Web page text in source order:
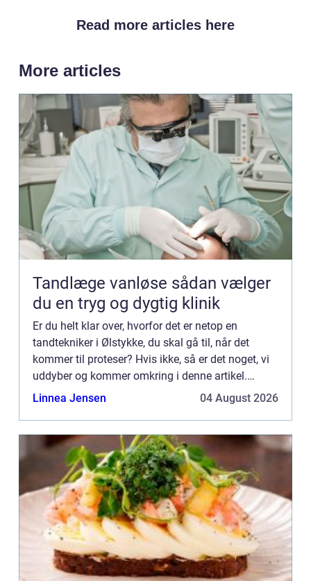
Read more articles here
More articles
Tandlæge vanløse sådan vælger
du en tryg og dygtig klinik
Er du helt klar over, hvorfor det er netop en
tandtekniker i Ølstykke, du skal gå til, når det
kommer til proteser? Hvis ikke, så er det noget, vi
uddyber og kommer omkring i denne artikel.
Derfor skal du gå til en tandtekniker i Ølstykke ift.
Linnea Jensen 04 August 2026